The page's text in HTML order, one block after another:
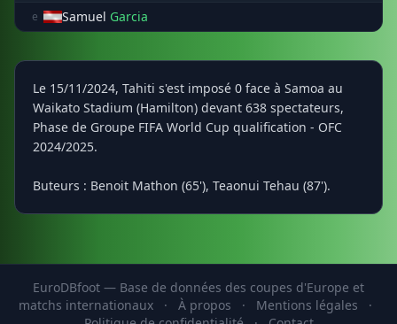
e
Samuel Garcia
Le 15/11/2024, Tahiti s'est imposé 0 face à Samoa au
Waikato Stadium (Hamilton) devant 638 spectateurs,
Phase de Groupe FIFA World Cup qualification - OFC
2024/2025.
Buteurs : Benoit Mathon (65'), Teaonui Tehau (87').
EuroDBfoot — Base de données des coupes d'Europe et
matchs internationaux
· À propos · Mentions légales
·